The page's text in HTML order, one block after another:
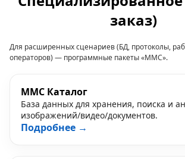
заказ)
Для расширенных сценариев (БД, протоколы,
операторов) — программные пакеты «ММС».
MMC Каталог
База данных для хранения, поиска и
изображений/видео/документов.
Подробнее →